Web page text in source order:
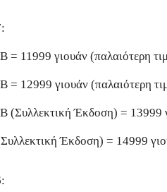
= 11999 γιουάν (παλαιότερη
= 12999 γιουάν (παλαιότερη
(Συλλεκτική Έκδοση) = 13999
Έκδοση) = 14999